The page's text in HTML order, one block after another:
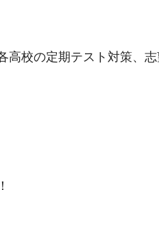
校の定期テスト対策、